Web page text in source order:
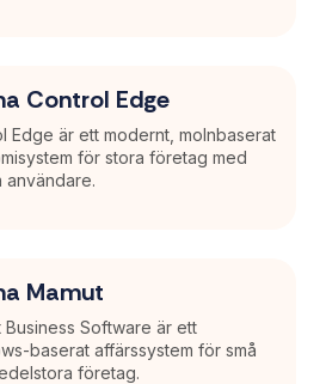
Control Edge
Edge är ett modernt, molnbaserat
för stora företag med
användare.
Mamut
Business Software är ett
baserat affärssystem för små
företag.